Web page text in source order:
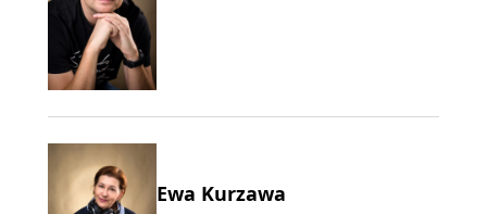
Ewa Kurzawa